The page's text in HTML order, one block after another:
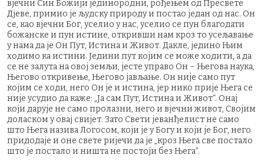
вјечни Син Божији јединородни, рођењем од Пресвете
Дјеве, примио је људску природу и постао један од нас. Он
се, као вјечни Бог, уселио у нас, уселио се пун благодати
божанске и пун истине, откривши нам кроз то усељавање
у нама да је Он Пут, Истина и Живот. Дакле, једино Њим
ходимо ка истини. Једини пут којим се може ходити, а да
се не залута на овој земљи, јесте управо Он – Његова наука,
Његово откривење, Његово јављање. Он није само пут
којим се ходи, него Он је и истина, јер нико прије Њега се
није усудио да каже: „Ја сам Пут, Истина и Живот“. Oнај
који дарује не само пролазни, него и вјечни живот, Својим
доласком у овај свијет. Зато Свети јеванђелист не само
што Њега назива Логосом, који је у Богу и који је Бог, него
придодаје и оне свете ријечи да је „кроз Њега све постало
што је постало и ништа не постоји без Њега”.